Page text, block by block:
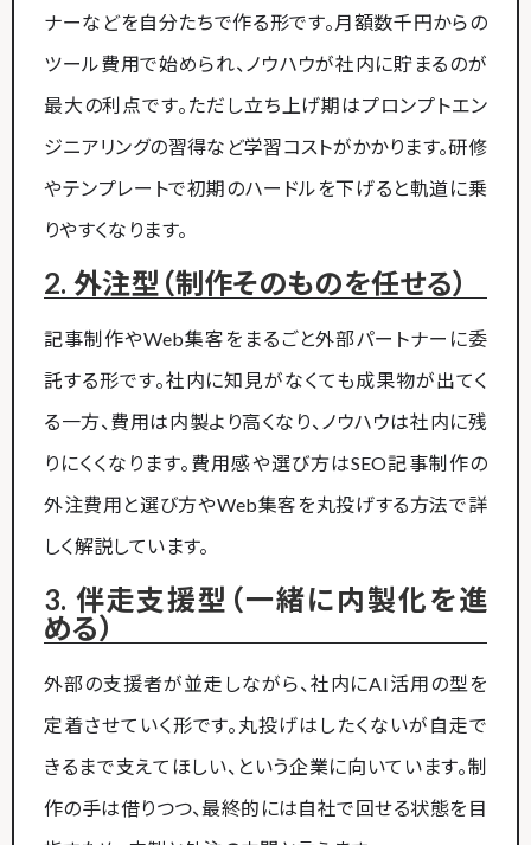
ナーなどを自分たちで作る形です。月額数千円からの
ツール費用で始められ、ノウハウが社内に貯まるのが
最大の利点です。ただし立ち上げ期はプロンプトエン
ジニアリングの習得など学習コストがかかります。研修
やテンプレートで初期のハードルを下げると軌道に乗
りやすくなります。
2. 外注型（制作そのものを任せる）
記事制作やWeb集客をまるごと外部パートナーに委
託する形です。社内に知見がなくても成果物が出てく
る一方、費用は内製より高くなり、ノウハウは社内に残
りにくくなります。費用感や選び方はSEO記事制作の
外注費用と選び方やWeb集客を丸投げする方法で詳
しく解説しています。
3. 伴走支援型（一緒に内製化を進
める）
外部の支援者が並走しながら、社内にAI活用の型を
定着させていく形です。丸投げはしたくないが自走で
きるまで支えてほしい、という企業に向いています。制
作の手は借りつつ、最終的には自社で回せる状態を目